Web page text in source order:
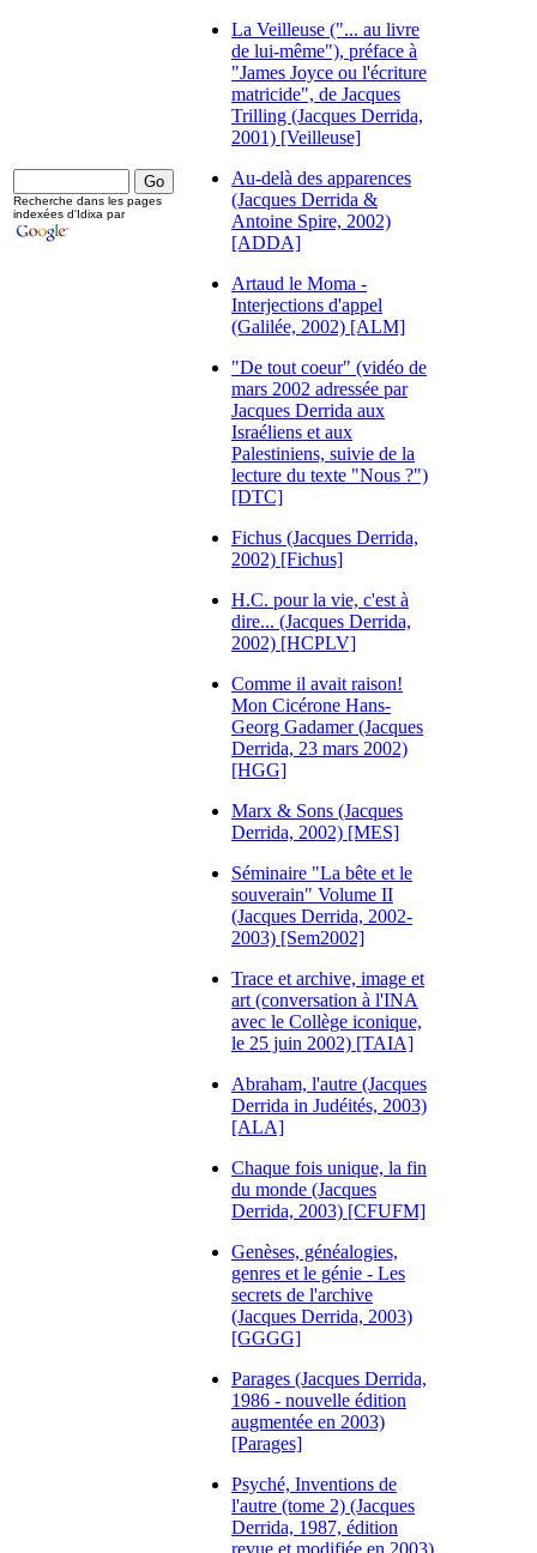
La Veilleuse ("... au livre
de lui-même"), préface à
"James Joyce ou l'écriture
matricide", de Jacques
Trilling (Jacques Derrida,
2001) [Veilleuse]
Au-delà des apparences
(Jacques Derrida &
Antoine Spire, 2002)
[ADDA]
Artaud le Moma -
Interjections d'appel
(Galilée, 2002) [ALM]
"De tout coeur" (vidéo de
mars 2002 adressée par
Jacques Derrida aux
Israéliens et aux
Palestiniens, suivie de la
lecture du texte "Nous ?")
[DTC]
Fichus (Jacques Derrida,
2002) [Fichus]
H.C. pour la vie, c'est à
dire... (Jacques Derrida,
2002) [HCPLV]
Comme il avait raison!
Mon Cicérone Hans-
Georg Gadamer (Jacques
Derrida, 23 mars 2002)
[HGG]
Marx & Sons (Jacques
Derrida, 2002) [MES]
Séminaire "La bête et le
souverain" Volume II
(Jacques Derrida, 2002-
2003) [Sem2002]
Trace et archive, image et
art (conversation à l'INA
avec le Collège iconique,
le 25 juin 2002) [TAIA]
Abraham, l'autre (Jacques
Derrida in Judéités, 2003)
[ALA]
Chaque fois unique, la fin
du monde (Jacques
Derrida, 2003) [CFUFM]
Genèses, généalogies,
genres et le génie - Les
secrets de l'archive
(Jacques Derrida, 2003)
[GGGG]
Parages (Jacques Derrida,
1986 - nouvelle édition
augmentée en 2003)
[Parages]
Psyché, Inventions de
l'autre (tome 2) (Jacques
Derrida, 1987, édition
revue et modifiée en 2003)
Recherche dans les pages
indexées d'Idixa par